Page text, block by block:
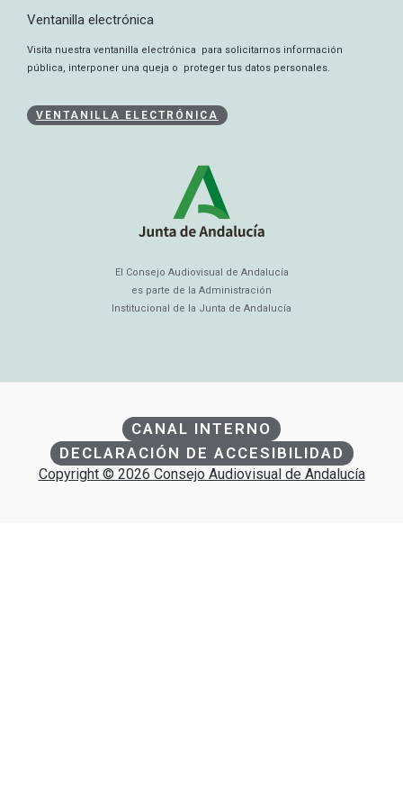
Ventanilla electrónica
Visita nuestra ventanilla electrónica para solicitarnos información
pública, interponer una queja o proteger tus datos personales.
VENTANILLA ELECTRÓNICA
El Consejo Audiovisual de Andalucía
es parte de la Administración
Institucional de la Junta de Andalucía
CANAL INTERNO
DECLARACIÓN DE ACCESIBILIDAD
Copyright © 2026 Consejo Audiovisual de Andalucía